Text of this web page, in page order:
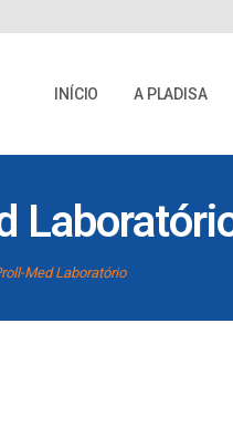
INÍCIO A PLADISA
Med Laboratório